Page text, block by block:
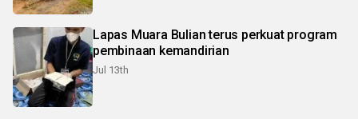
Lapas Muara Bulian terus perkuat program
pembinaan kemandirian
Jul 13th